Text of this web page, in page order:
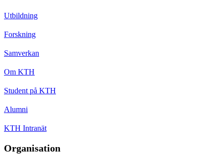
Utbildning
Forskning
Samverkan
Om KTH
Student på KTH
Alumni
KTH Intranät
Organisation